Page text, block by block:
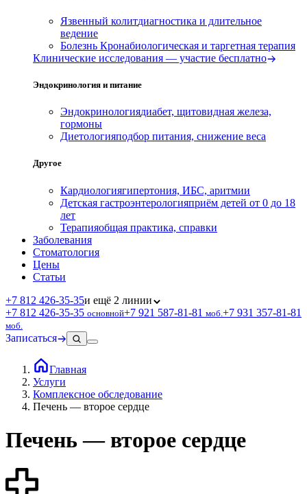
Язвенный колитдиагностика и длительное
ведение
Болезнь Кронабиологическая и таргетная терапия
Клинические исследования — участие бесплатно
Эндокринология и питание
Эндокринологиядиабет, щитовидная железа,
гормоны
Диетологияподбор питания, снижение веса
Другое
Кардиологиягипертония, ИБС, аритмии
Детская гастроэнтерологияприём детей от 0 до 18
лет
Терапияобщая практика, справки
Заболевания
Стоматология
Цены
Статьи
+7 812 426‑35‑35и ещё 2 линии
+7 812 426‑35‑35 основной+7 921 587‑81‑81 моб. +7 931 357‑81‑81
моб.
Записаться
Главная
Услуги
Комплексное обследование
Печень — второе сердце
Печень — второе сердце